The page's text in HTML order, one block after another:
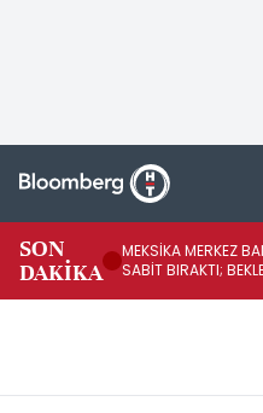
SON
DAKİKA
MEKSİKA MERKEZ
SABİT BIRAKTI;